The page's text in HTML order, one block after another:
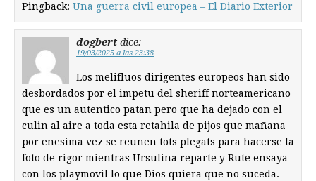
Pingback: Una guerra civil europea – El Diario Exterior
dogbert dice:
19/03/2025 a las 23:38
Los melifluos dirigentes europeos han sido
desbordados por el impetu del sheriff norteamericano
que es un autentico patan pero que ha dejado con el
culin al aire a toda esta retahila de pijos que mañana
por enesima vez se reunen tots plegats para hacerse la
foto de rigor mientras Ursulina reparte y Rute ensaya
con los playmovil lo que Dios quiera que no suceda.